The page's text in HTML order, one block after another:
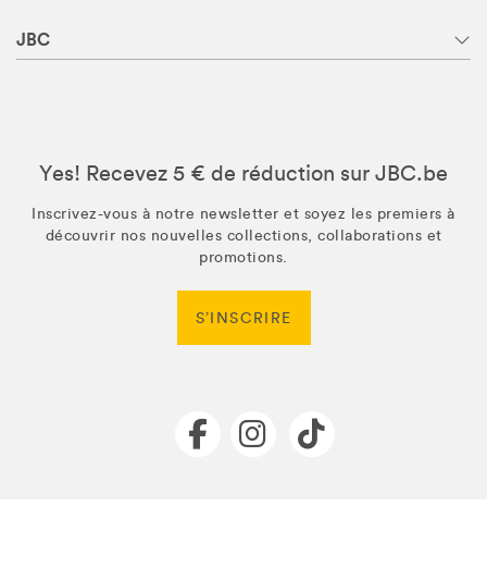
JBC
Yes! Recevez 5 € de réduction sur JBC.be
Inscrivez-vous à notre newsletter et soyez les premiers à
découvrir nos nouvelles collections, collaborations et
promotions.
S’INSCRIRE